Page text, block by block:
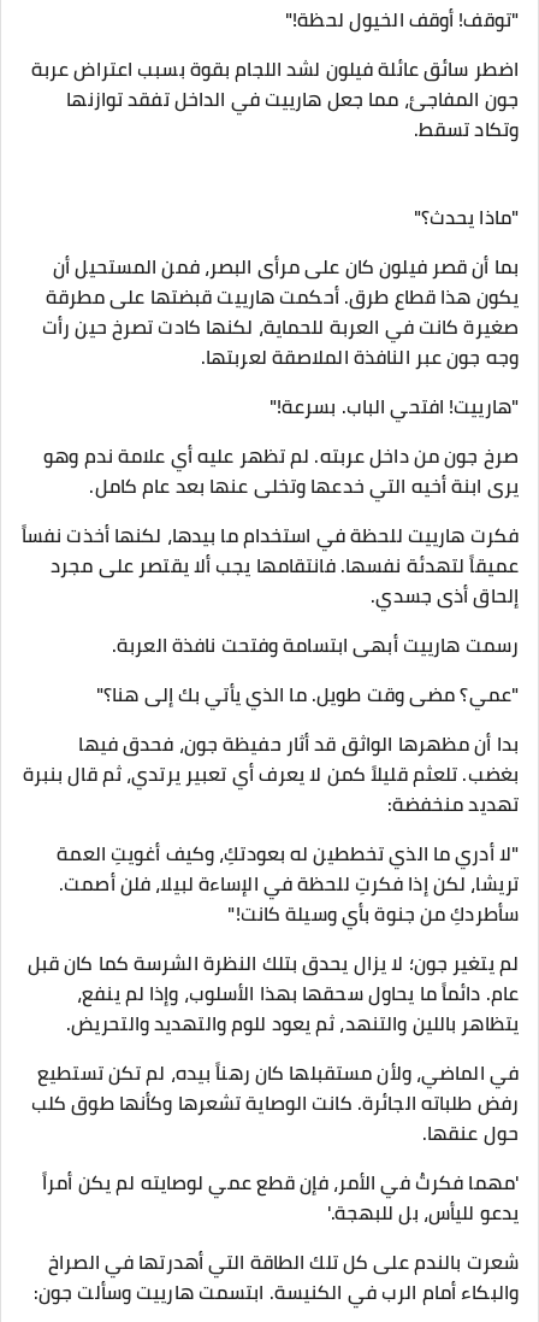
​"توقف! أوقف الخيول لحظة!"
​اضطر سائق عائلة فيلون لشد اللجام بقوة بسبب اعتراض عربة
جون المفاجئ، مما جعل هارييت في الداخل تفقد توازنها
وتكاد تسقط.
​"ماذا يحدث؟"
بما أن قصر فيلون كان على مرأى البصر، فمن المستحيل أن
يكون هذا قطاع طرق. أحكمت هارييت قبضتها على مطرقة
صغيرة كانت في العربة للحماية، لكنها كادت تصرخ حين رأت
وجه جون عبر النافذة الملاصقة لعربتها.
​"هارييت! افتحي الباب. بسرعة!"
​صرخ جون من داخل عربته. لم تظهر عليه أي علامة ندم وهو
يرى ابنة أخيه التي خدعها وتخلى عنها بعد عام كامل.
فكرت هارييت للحظة في استخدام ما بيدها، لكنها أخذت نفساً
عميقاً لتهدئة نفسها. فانتقامها يجب ألا يقتصر على مجرد
إلحاق أذى جسدي.
رسمت هارييت أبهى ابتسامة وفتحت نافذة العربة.
​"عمي؟ مضى وقت طويل. ما الذي يأتي بك إلى هنا؟"
​بدا أن مظهرها الواثق قد أثار حفيظة جون، فحدق فيها
بغضب. تلعثم قليلاً كمن لا يعرف أي تعبير يرتدي، ثم قال بنبرة
تهديد منخفضة:
​"لا أدري ما الذي تخططين له بعودتكِ، وكيف أغويتِ العمة
تريشا، لكن إذا فكرتِ للحظة في الإساءة لبيلا، فلن أصمت.
سأطردكِ من جنوة بأي وسيلة كانت!"
​لم يتغير جون؛ لا يزال يحدق بتلك النظرة الشرسة كما كان قبل
عام. دائماً ما يحاول سحقها بهذا الأسلوب، وإذا لم ينفع،
يتظاهر باللين والتنهد، ثم يعود للوم والتهديد والتحريض.
في الماضي، ولأن مستقبلها كان رهناً بيده، لم تكن تستطيع
رفض طلباته الجائرة. كانت الوصاية تشعرها وكأنها طوق كلب
حول عنقها.
​'مهما فكرتُ في الأمر، فإن قطع عمي لوصايته لم يكن أمراً
يدعو لليأس، بل للبهجة.'
​شعرت بالندم على كل تلك الطاقة التي أهدرتها في الصراخ
والبكاء أمام الرب في الكنيسة. ابتسمت هارييت وسألت جون: